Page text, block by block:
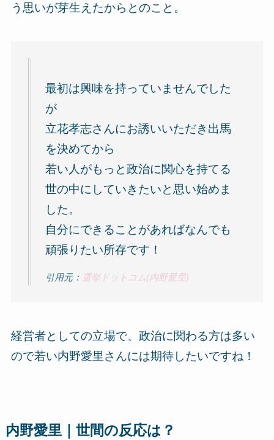
う思いが芽生えたからとのこと。
最初は興味を持っていませんでした
が
立花孝志さんにお誘いいただき出馬
を決めてから
若い人がもっと政治に関心を持てる
世の中にしていきたいと思い始めま
した。
自分にできることがあればなんでも
頑張りたい所存です！
引用元： 選挙ドットコム(内野愛里)
経営者としての立場で、政治に関わる方は多い
ので若い内野愛里さんには期待したいですね！
内野愛里｜世間の反応は？